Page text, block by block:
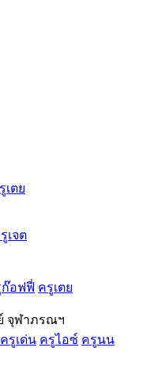
เตย
เจต
อฟฟี่ ครูเตย
จุฬาภรณฯ
ครูเด่น ครูไอซ์ ครูนน